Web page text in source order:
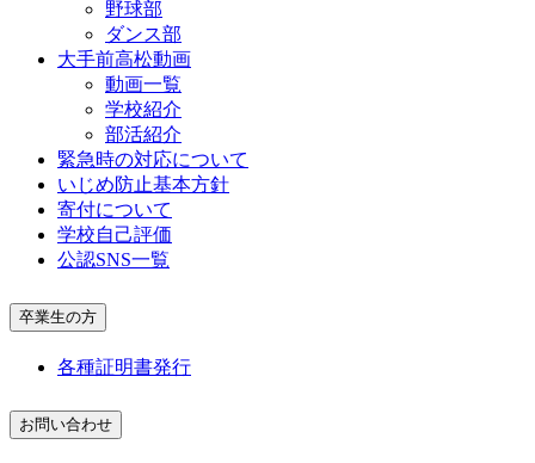
野球部
ダンス部
大手前高松動画
動画一覧
学校紹介
部活紹介
緊急時の対応について
いじめ防止基本方針
寄付について
学校自己評価
公認SNS一覧
卒業生の方
各種証明書発行
お問い合わせ